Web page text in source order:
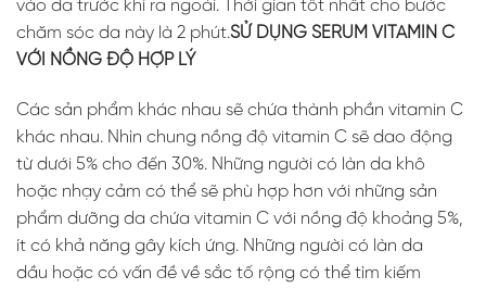
vào da trước khi ra ngoài. Thời gian tốt nhất cho bước
chăm sóc da này là 2 phút.SỬ DỤNG SERUM VITAMIN C
VỚI NỒNG ĐỘ HỢP LÝ
Các sản phẩm khác nhau sẽ chứa thành phần vitamin C
khác nhau. Nhìn chung nồng độ vitamin C sẽ dao động
từ dưới 5% cho đến 30%. Những người có làn da khô
hoặc nhạy cảm có thể sẽ phù hợp hơn với những sản
phẩm dưỡng da chứa vitamin C với nồng độ khoảng 5%,
ít có khả năng gây kích ứng. Những người có làn da
dầu hoặc có vấn đề về sắc tố rộng có thể tìm kiếm